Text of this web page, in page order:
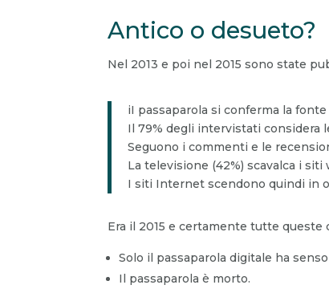
Antico o desueto?
Nel 2013 e poi nel 2015 sono state
iI passaparola si conferma la
Il 79% degli intervistati considera
Seguono i commenti e le
La televisione (42%) scavalca i
I siti Internet scendono quindi in
Era il 2015 e certamente tutte
Solo il passaparola digitale ha
Il passaparola è morto.